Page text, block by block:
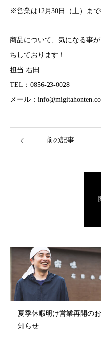
※営業は12月30日（土）まで
商品について、気になる事
ちしております！
担当:右田
TEL：0856-23-0028
メール：
前の記事
夏季休暇明け営業再開のお
知らせ